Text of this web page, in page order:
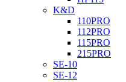
K&D
110PRO
112PRO
115PRO
215PRO
SE-10
SE-12